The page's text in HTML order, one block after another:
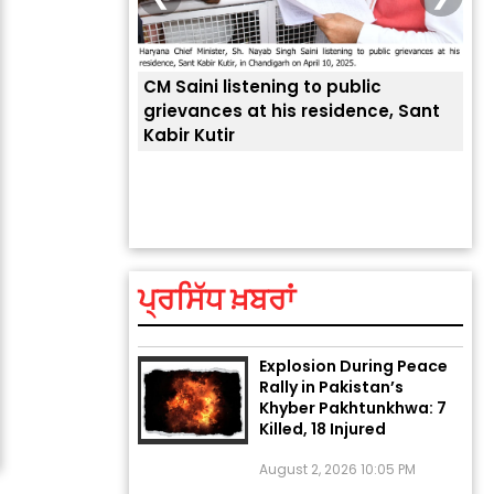
CM Saini listening to public
grievances at his residence, Sant
Kabir Kutir
ਪ੍ਰਸਿੱਧ ਖ਼ਬਰਾਂ
ਗ੍ਰਹਿਆਂ ਦੀ...
August 5, 2026 6:23 AM
Explosion During Peace
Rally in Pakistan’s
Khyber Pakhtunkhwa: 7
Killed, 18 Injured